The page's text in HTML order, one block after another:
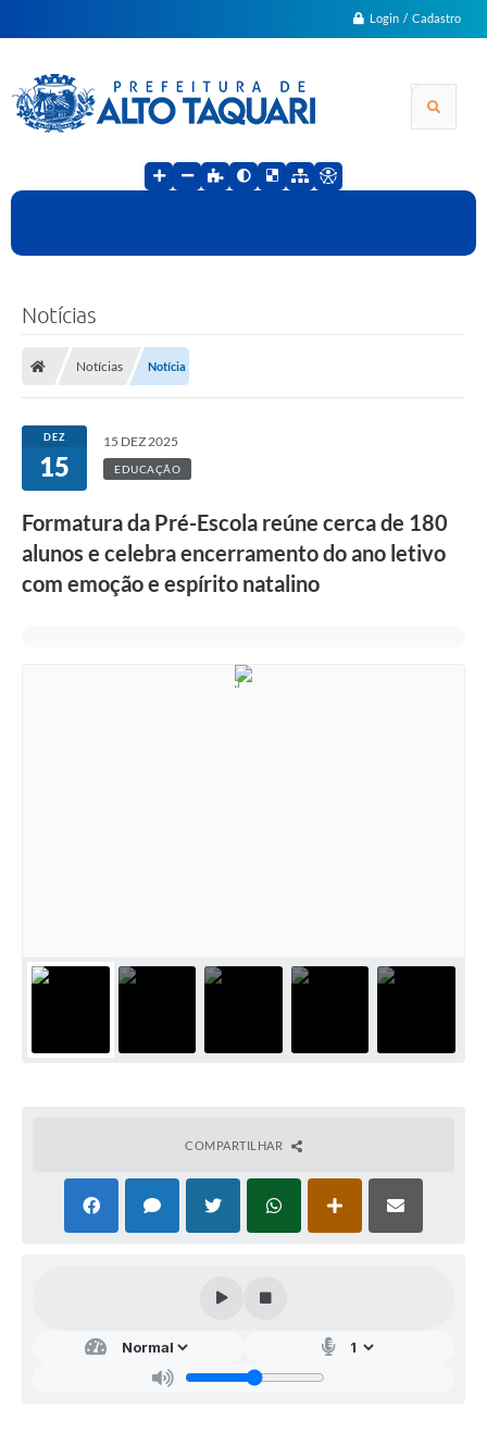
Login / Cadastro
Notícias
Notícias Notícia
DEZ
15
15 DEZ 2025
EDUCAÇÃO
Formatura da Pré-Escola reúne cerca de 180
alunos e celebra encerramento do ano letivo
com emoção e espírito natalino
COMPARTILHAR